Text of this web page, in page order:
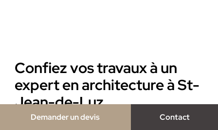
Demander un devis Contact
Confiez vos travaux à un
expert en architecture à St-
Jean-de-Luz
Avec notre agence d’architecture de Saint-Jean-de-Luz,